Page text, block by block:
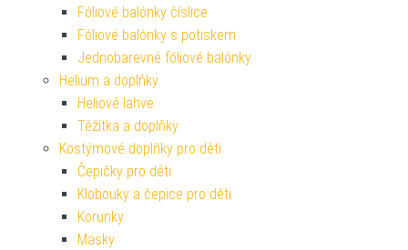
Fóliové balónky číslice
Fóliové balónky s potiskem
Jednobarevné fóliové balónky
Helium a doplňky
Heliové lahve
Těžítka a doplňky
Kostýmové doplňky pro děti
Čepičky pro děti
Klobouky a čepice pro děti
Korunky
Masky